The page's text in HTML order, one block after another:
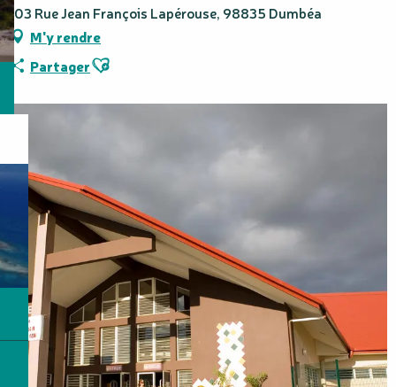
103 Rue Jean François Lapérouse, 98835 Dumbéa
M'y rendre
PartagerAjouter aux favoris